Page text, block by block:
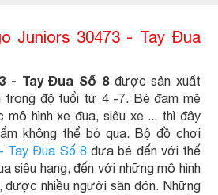
Juniors 30473 - Tay Đua
- Tay Đua Số 8 được sản xuất
trong độ tuổi từ 4 -7. Bé đam mê
mô hình xe đua, siêu xe ... thì đây
không thể bỏ qua. Bộ đồ chơi
Tay Đua Số 8 đưa bé đến với thế
siêu hạng, đến với những mô hình
nhiều người săn đón. Những